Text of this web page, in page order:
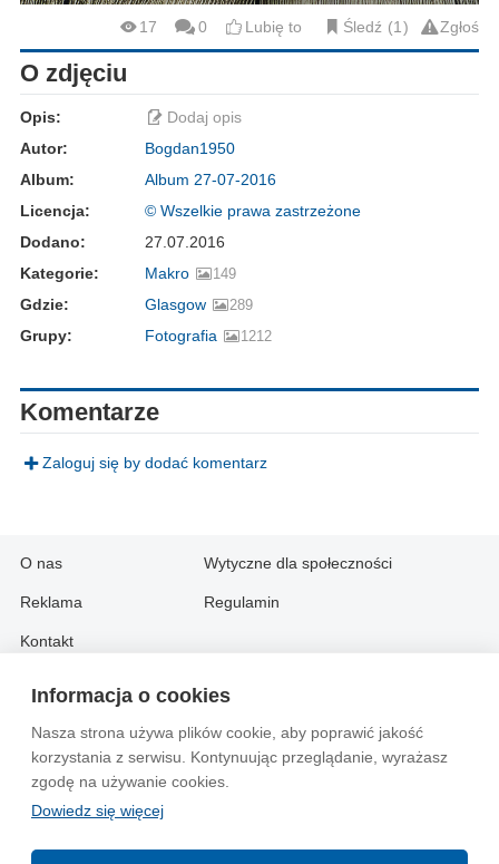
Informacja o cookies
Nasza strona używa plików cookie, aby poprawić jakość
korzystania z serwisu. Kontynuując przeglądanie, wyrażasz
zgodę na używanie cookies.
Dowiedz się więcej
17 0 Lubię to Śledź 1 Zgłoś
O zdjęciu
Opis:
Dodaj opis
Autor:
Bogdan1950
Album:
Album 27-07-2016
Licencja:
© Wszelkie prawa zastrzeżone
Dodano:
27.07.2016
Kategorie:
Makro 149
Gdzie: Glasgow 289
Grupy: Fotografia 1212
Komentarze
Zaloguj się by dodać komentarz
O nas
Reklama
Kontakt
Wytyczne dla społeczności
Regulamin
Information in English:
About
Advertise
Contact